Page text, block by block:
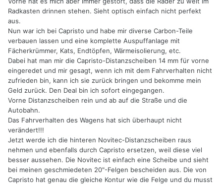
Radkasten drinnen stehen. Sieht optisch einfach nicht perfekt
aus.
Nun war ich bei Capristo und habe mir diverse Carbon-Teile
verbauen lassen und eine komplette Auspuffanlage mit
Fächerkrümmer, Kats, Endtöpfen, Wärmeisolierung, etc.
Dabei hat man mir die Capristo-Distanzscheiben 14 mm für vorne
eingeredet und mir gesagt, wenn ich mit dem Fahrverhalten nicht
zufrieden bin, kann ich sie zurück bringen und bekomme mein
Geld zurück. Den Deal bin ich sofort eingegangen.
Vorne Distanzscheiben rein und ab auf die Straße und die
Autobahn.
Das Fahrverhalten des Wagens hat sich überhaupt nicht
verändert!!!
Jetzt werde ich die hinteren Novitec-Distanzscheiben raus
nehmen und ebenfalls durch Capristo ersetzen, weil diese viel
besser aussehen. Die Novitec ist einfach eine Scheibe und sieht
bei meinen geschmiedeten 20"-Felgen bescheiden aus. Die von
Capristo hat genau die gleiche Kontur wie die Felge und du musst